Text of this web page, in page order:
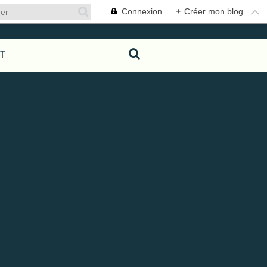
Connexion + Créer mon blog